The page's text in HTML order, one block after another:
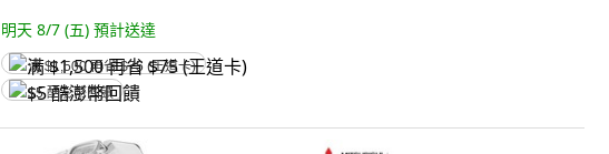
明天 8/7 (五) 預計送達
满 $1,500 再省 $75 (王道卡)
$5 酷澎幣回饋